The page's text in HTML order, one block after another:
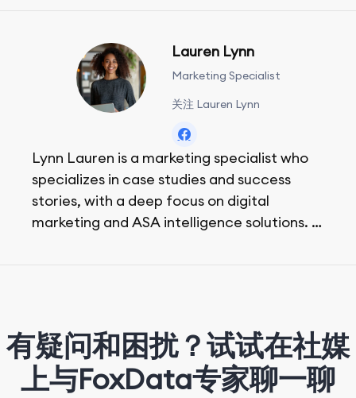
Lauren Lynn
Marketing Specialist
关注 Lauren Lynn
Lynn Lauren is a marketing specialist who
specializes in case studies and success
stories, with a deep focus on digital
marketing and ASA intelligence solutions.
有疑问和困扰？试试在社媒
上与FoxData专家聊一聊